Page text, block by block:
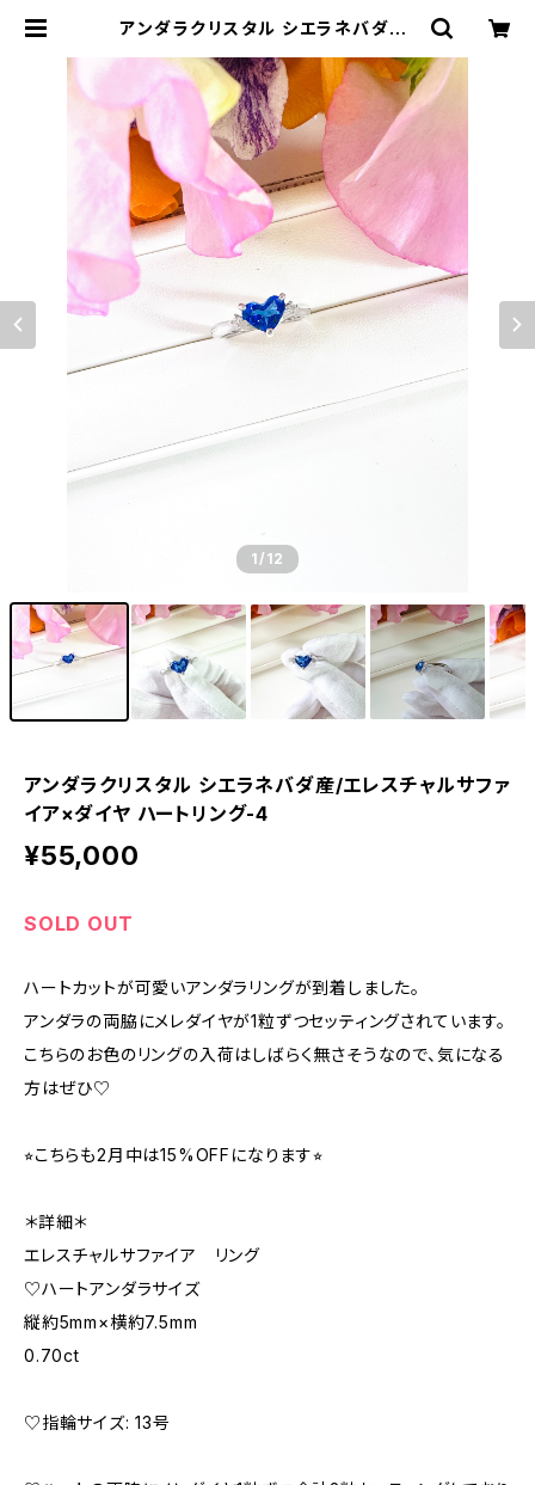
アンダラクリスタル シエラネバダ産/
トリング-4 | アンダラクリスタル・ミ
ュゼ/ティファレット・レイ
1/12
アンダラクリスタル シエラネバダ産/エレスチャルサファ
イア×ダイヤ ハートリング-4
¥55,000
SOLD OUT
ハートカットが可愛いアンダラリングが到着しました。
アンダラの両脇にメレダイヤが1粒ずつセッティングされています。
こちらのお色のリングの入荷はしばらく無さそうなので、気になる
方はぜひ♡
⭐︎こちらも2月中は15%OFFになります⭐︎
＊詳細＊
エレスチャルサファイア リング
♡ハートアンダラサイズ
縦約5mm×横約7.5mm
0.70ct
♡指輪サイズ: 13号